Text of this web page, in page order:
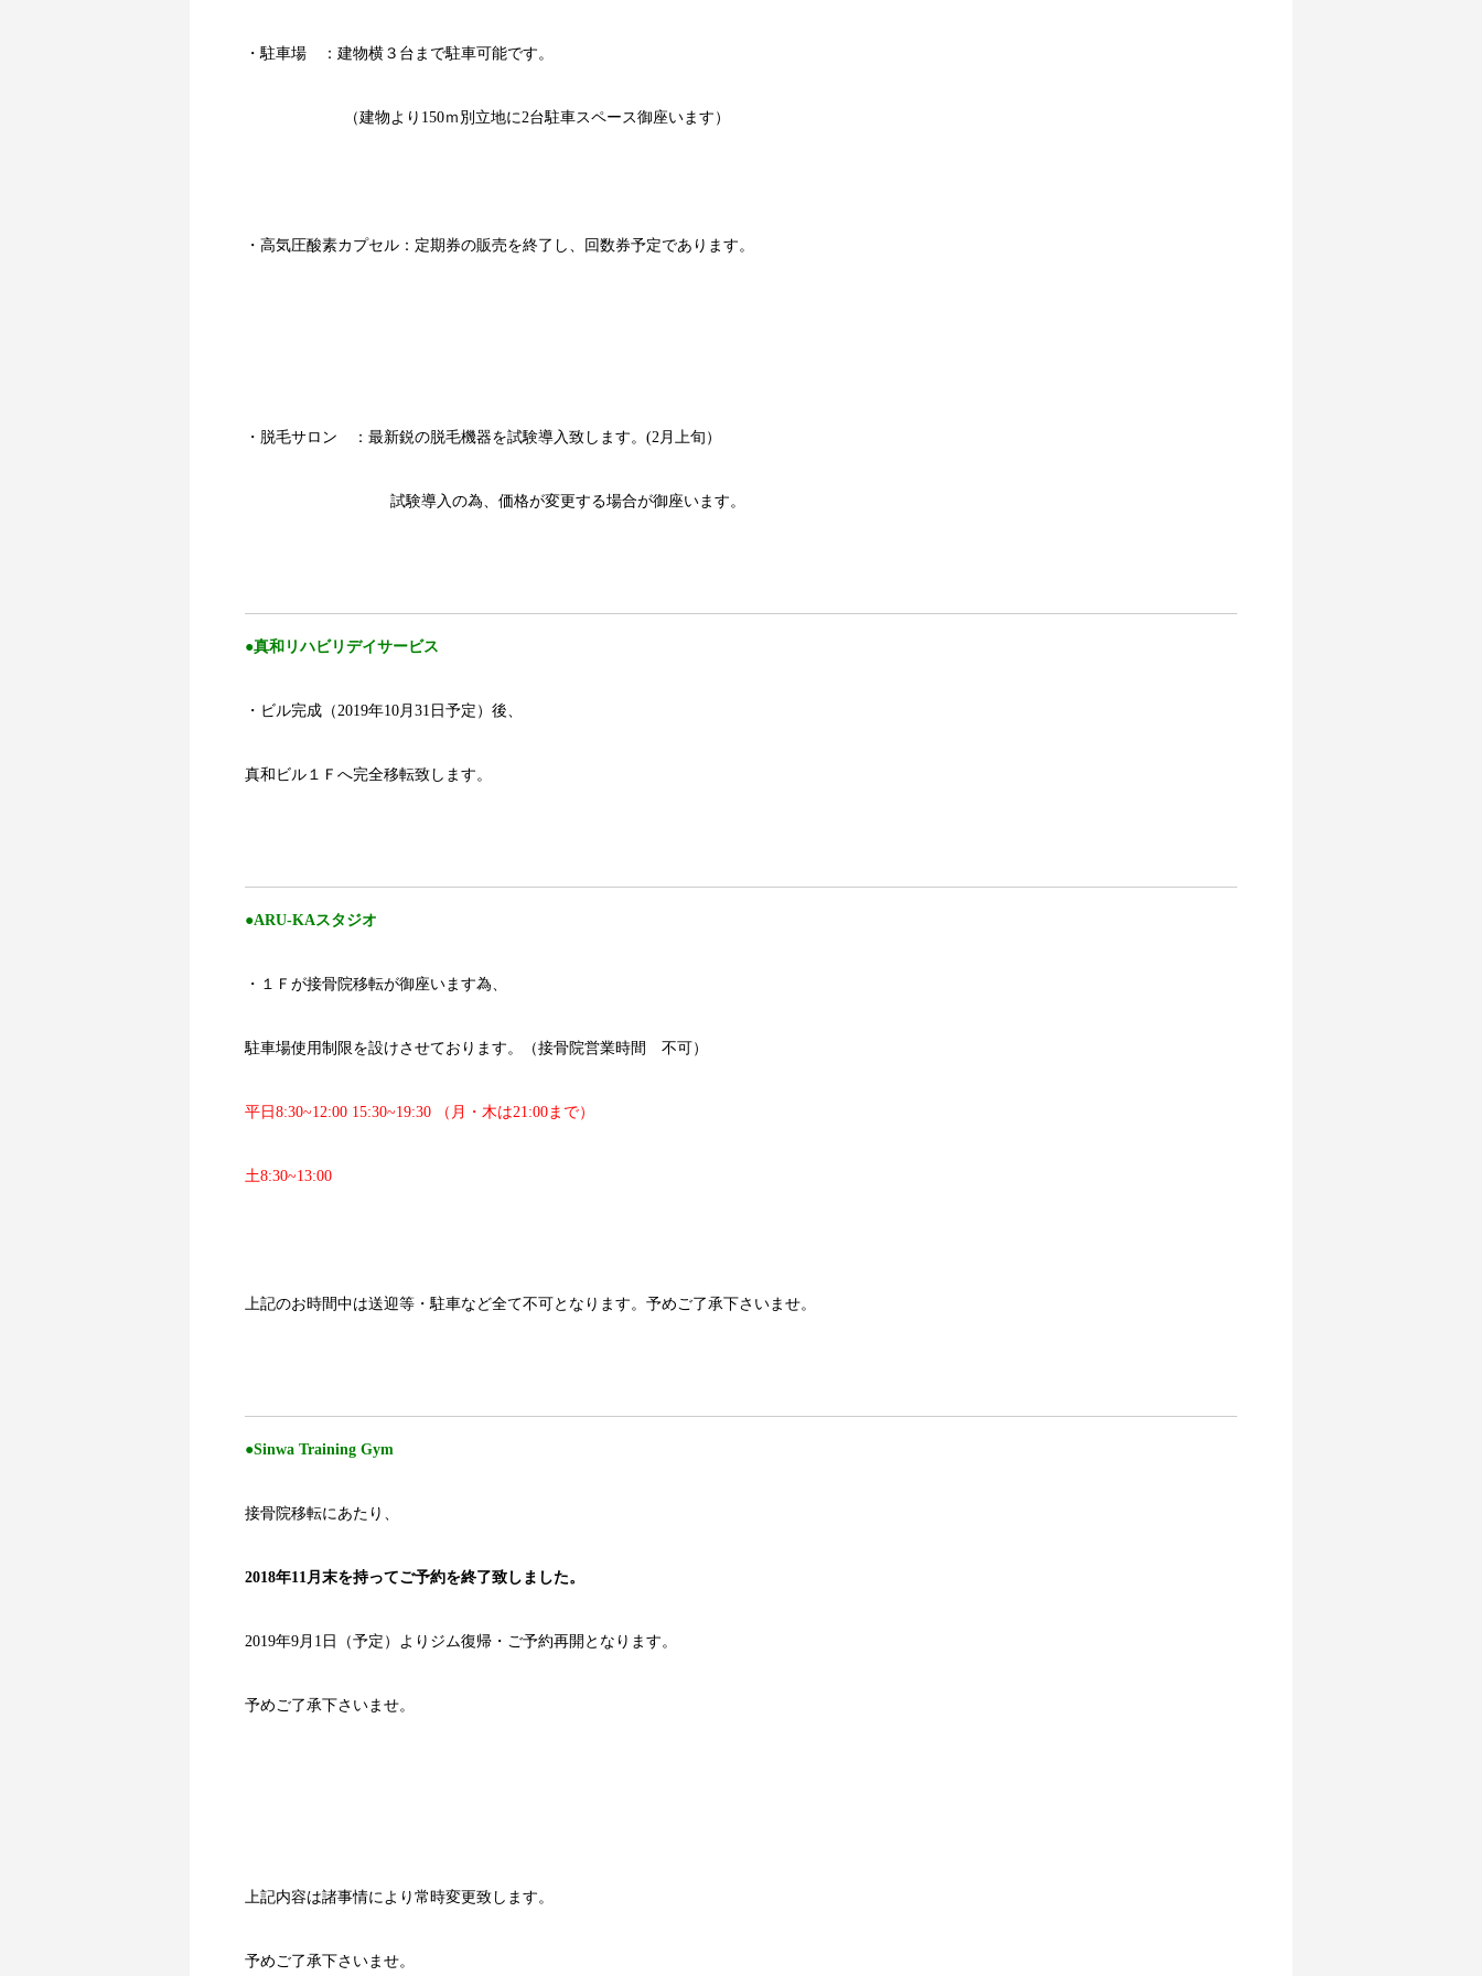
・駐車場 ：建物横３台まで駐車可能です。
（建物より150ｍ別立地に2台駐車スペース御座います）
・高気圧酸素カプセル：定期券の販売を終了し、回数券予定であります。
・脱毛サロン ：最新鋭の脱毛機器を試験導入致します。(2月上旬）
試験導入の為、価格が変更する場合が御座います。
●真和リハビリデイサービス
・ビル完成（2019年10月31日予定）後、
真和ビル１Ｆへ完全移転致します。
●ARU-KAスタジオ
・１Ｆが接骨院移転が御座います為、
駐車場使用制限を設けさせております。（接骨院営業時間 不可）
平日8:30~12:00 15:30~19:30 （月・木は21:00まで）
土8:30~13:00
上記のお時間中は送迎等・駐車など全て不可となります。予めご了承下さいませ。
●Sinwa Training Gym
接骨院移転にあたり、
2018年11月末を持ってご予約を終了致しました。
2019年9月1日（予定）よりジム復帰・ご予約再開となります。
予めご了承下さいませ。
上記内容は諸事情により常時変更致します。
予めご了承下さいませ。